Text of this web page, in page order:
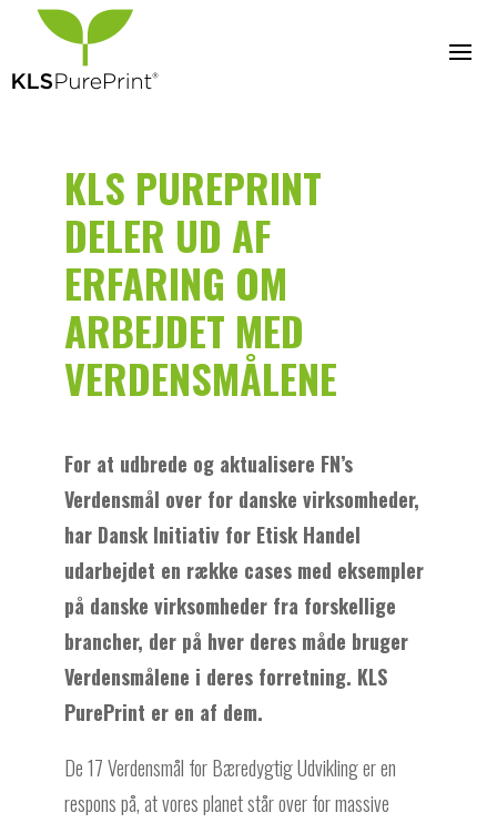
KLS PUREPRINT
DELER UD AF
ERFARING OM
ARBEJDET MED
VERDENSMÅLENE
For at udbrede og aktualisere FN’s
Verdensmål over for danske virksomheder,
har Dansk Initiativ for Etisk Handel
udarbejdet en række cases med eksempler
på danske virksomheder fra forskellige
brancher, der på hver deres måde bruger
Verdensmålene i deres forretning. KLS
PurePrint er en af dem.
De 17 Verdensmål for Bæredygtig Udvikling er en
respons på, at vores planet står over for massive